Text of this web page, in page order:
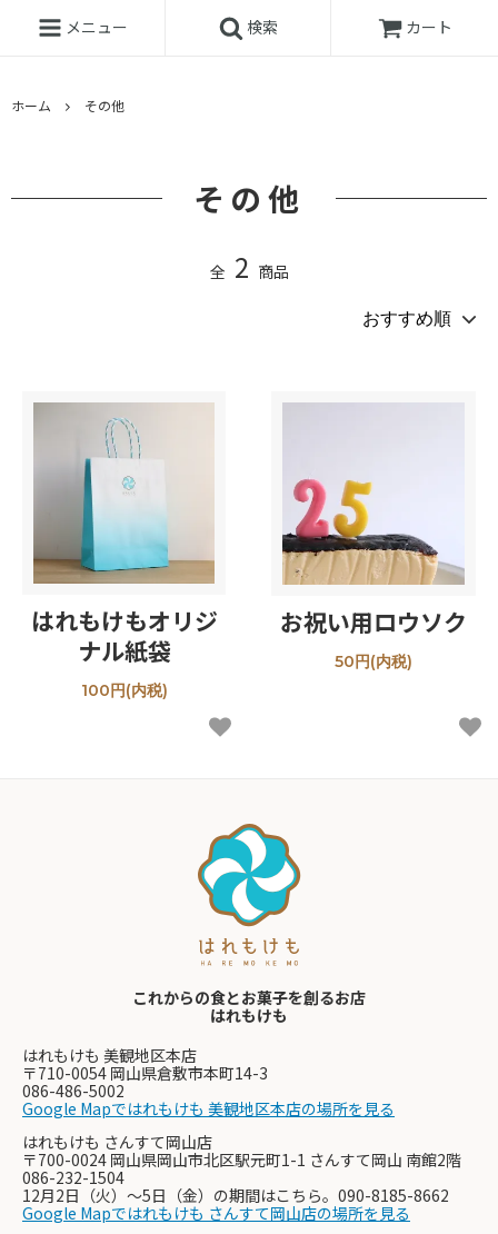
メニュー 検索 カート
ホーム その他
その他
全 2 商品
はれもけもオリジ
ナル紙袋
100円(内税)
お祝い用ロウソク
50円(内税)
これからの食とお菓子を創るお店
はれもけも
はれもけも 美観地区本店
〒710-0054 岡山県倉敷市本町14-3
086-486-5002
Google Mapではれもけも 美観地区本店の場所を見る
はれもけも さんすて岡山店
〒700-0024 岡山県岡山市北区駅元町1-1 さんすて岡山 南館2階
086-232-1504
12月2日（火）〜5日（金）の期間はこちら。090-8185-8662
Google Mapではれもけも さんすて岡山店の場所を見る